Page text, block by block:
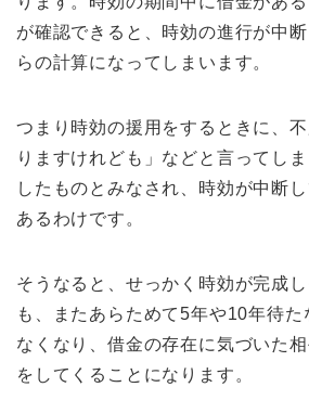
が確認できると、時効の進行が中
らの計算になってしまいます。
つまり時効の援用をするときに、
りますけれども」などと言ってし
したものとみなされ、時効が中断
あるわけです。
そうなると、せっかく時効が完成
も、またあらためて5年や10年待た
なくなり、借金の存在に気づいた
をしてくることになります。